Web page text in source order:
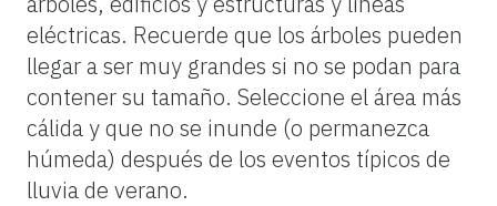
eléctricas. Recuerde que los árboles pueden
llegar a ser muy grandes si no se podan para
contener su tamaño. Seleccione el área más
cálida y que no se inunde (o permanezca
húmeda) después de los eventos típicos de
lluvia de verano.